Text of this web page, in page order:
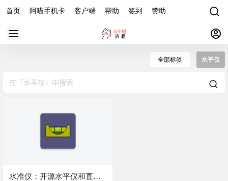
首页 阿喵手机卡 客户端 帮助 签到 赞助
全部标签 水平仪
水准仪：开源水平仪和直尺